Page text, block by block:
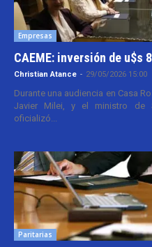
Empresas
CAEME: inversión de u$s
Christian Atance - 29/05/2026 15:00
Durante una audiencia en Casa
Javier Milei, y el ministro de
oficializó...
Paritarias